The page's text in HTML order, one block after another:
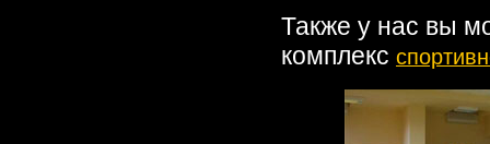
Также у нас вы
комплекс